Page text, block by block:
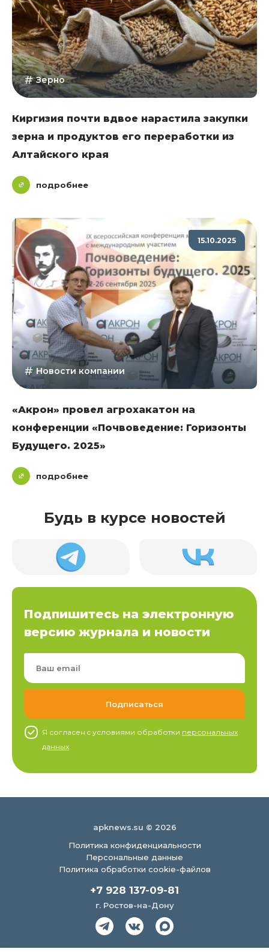
Зерно
Киргизия почти вдвое нарастила закупки
зерна и продуктов его переработки из
Алтайского края
подробнее
15.10.2025
Новости компании
«Акрон» провел агрохакатон на
конференции «Почвоведение: Горизонты
Будущего. 2025»
подробнее
Будь в курсе новостей
Подпишитесь на электронную
версию журнала и новости
Я согласен c условиями обработки персональных
данных
apknews.su © 2026
Политика конфиденциальности
Персональные данные
Политика обработки cookie-файлов
+7 928 137-09-81
г. Ростов-на-Дону